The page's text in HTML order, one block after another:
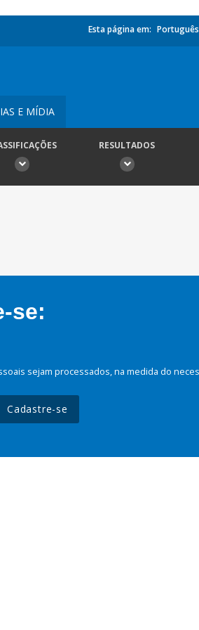
Esta página em: Português
E MÍDIA
RESULTADOS
se:
sejam processados, na medida do
Cadastre-se